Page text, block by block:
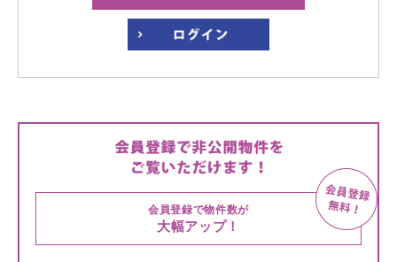
会員登録で物件数が
大幅アップ！